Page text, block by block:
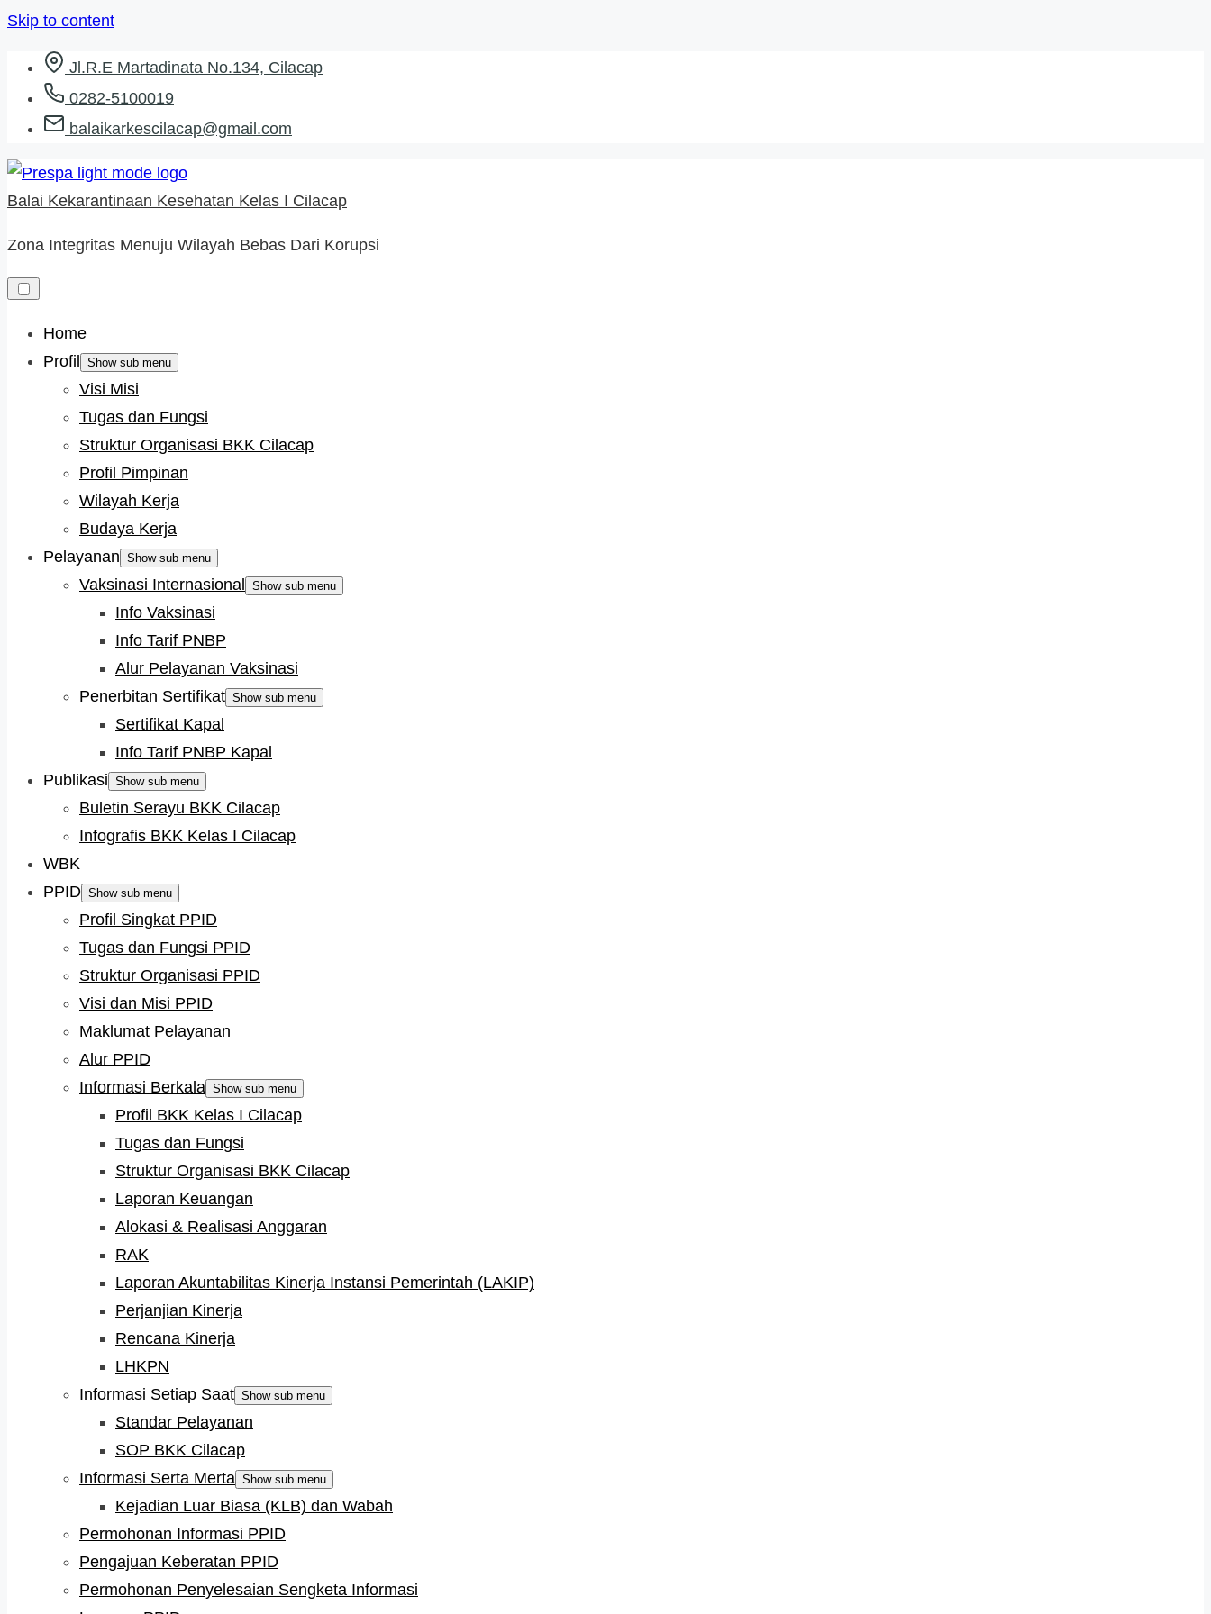
Skip to content
Jl.R.E Martadinata No.134, Cilacap
0282-5100019
balaikarkescilacap@gmail.com
Balai Kekarantinaan Kesehatan Kelas I Cilacap
Zona Integritas Menuju Wilayah Bebas Dari Korupsi
Home
Profil
Show sub menu
Visi Misi
Tugas dan Fungsi
Struktur Organisasi BKK Cilacap
Profil Pimpinan
Wilayah Kerja
Budaya Kerja
Pelayanan Show sub menu
Vaksinasi Internasional Show sub menu
Info Vaksinasi
Info Tarif PNBP
Alur Pelayanan Vaksinasi
Penerbitan Sertifikat Show sub menu
Sertifikat Kapal
Info Tarif PNBP Kapal
Publikasi Show sub menu
Buletin Serayu BKK Cilacap
Infografis BKK Kelas I Cilacap
WBK
PPID Show sub menu
Profil Singkat PPID
Tugas dan Fungsi PPID
Struktur Organisasi PPID
Visi dan Misi PPID
Maklumat Pelayanan
Alur PPID
Informasi Berkala Show sub menu
Profil BKK Kelas I Cilacap
Tugas dan Fungsi
Struktur Organisasi BKK Cilacap
Laporan Keuangan
Alokasi & Realisasi Anggaran
RAK
Laporan Akuntabilitas Kinerja Instansi Pemerintah (LAKIP)
Perjanjian Kinerja
Rencana Kinerja
LHKPN
Informasi Setiap Saat Show sub menu
Standar Pelayanan
SOP BKK Cilacap
Informasi Serta Merta Show sub menu
Kejadian Luar Biasa (KLB) dan Wabah
Permohonan Informasi PPID
Pengajuan Keberatan PPID
Permohonan Penyelesaian Sengketa Informasi